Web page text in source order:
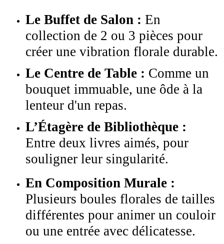
Le Buffet de Salon : En
collection de 2 ou 3 pièces pour
créer une vibration florale durable.
Le Centre de Table : Comme un
bouquet immuable, une ôde à la
lenteur d'un repas.
L’Étagère de Bibliothèque :
Entre deux livres aimés, pour
souligner leur singularité.
En Composition Murale :
Plusieurs boules florales de tailles
différentes pour animer un couloir
ou une entrée avec délicatesse.